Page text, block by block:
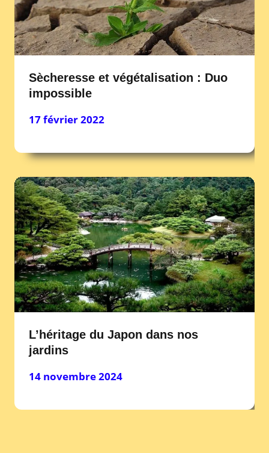
Sècheresse et végétalisation : Duo
impossible
17 février 2022
L’héritage du Japon dans nos
jardins
14 novembre 2024